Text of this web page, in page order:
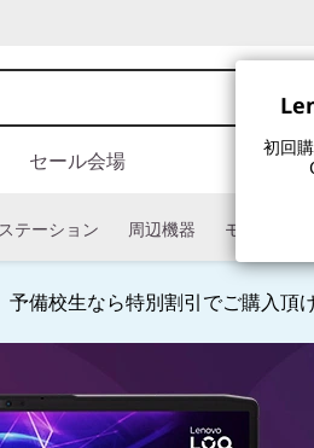
初回
セール会場
テーション 周辺機器 モニター
備校生なら特別割引でご購入頂